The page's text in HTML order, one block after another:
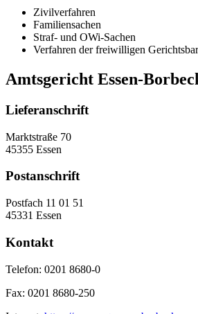
Zivilverfahren
Familiensachen
Straf- und OWi-Sachen
Verfahren der freiwilligen
Amtsgericht Essen-
Lieferanschrift
Marktstraße 70
45355 Essen
Postanschrift
Postfach 11 01 51
45331 Essen
Kontakt
Telefon: 0201 8680-0
Fax: 0201 8680-250